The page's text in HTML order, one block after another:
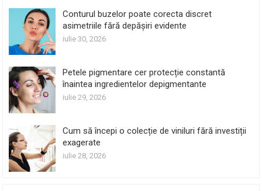
Conturul buzelor poate corecta discret
asimetriile fără depășiri evidente
iulie 30, 2026
Petele pigmentare cer protecție constantă
înaintea ingredientelor depigmentante
iulie 29, 2026
Cum să începi o colecție de viniluri fără investiții
exagerate
iulie 28, 2026